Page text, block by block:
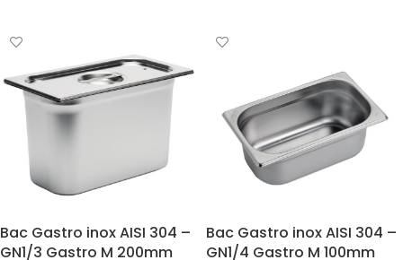
Bac Gastro inox AISI 304 –
GN1/3 Gastro M 200mm
Bac Gastro inox AISI 304 –
GN1/4 Gastro M 100mm